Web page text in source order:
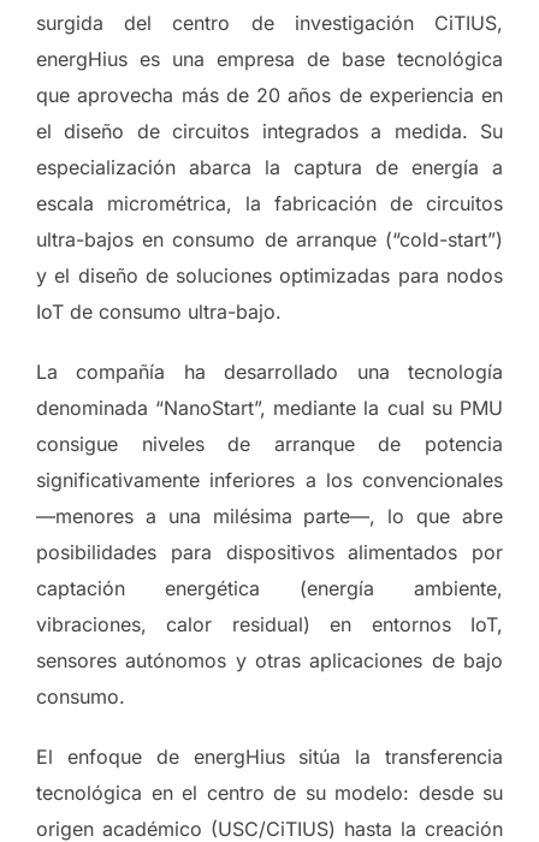
surgida del centro de investigación CiTIUS,
energHius es una empresa de base tecnológica
que aprovecha más de 20 años de experiencia en
el diseño de circuitos integrados a medida. Su
especialización abarca la captura de energía a
escala micrométrica, la fabricación de circuitos
ultra-bajos en consumo de arranque (“cold-start”)
y el diseño de soluciones optimizadas para nodos
IoT de consumo ultra-bajo.
La compañía ha desarrollado una tecnología
denominada “NanoStart”, mediante la cual su PMU
consigue niveles de arranque de potencia
significativamente inferiores a los convencionales
—menores a una milésima parte—, lo que abre
posibilidades para dispositivos alimentados por
captación energética (energía ambiente,
vibraciones, calor residual) en entornos IoT,
sensores autónomos y otras aplicaciones de bajo
consumo.
El enfoque de energHius sitúa la transferencia
tecnológica en el centro de su modelo: desde su
origen académico (USC/CiTIUS) hasta la creación